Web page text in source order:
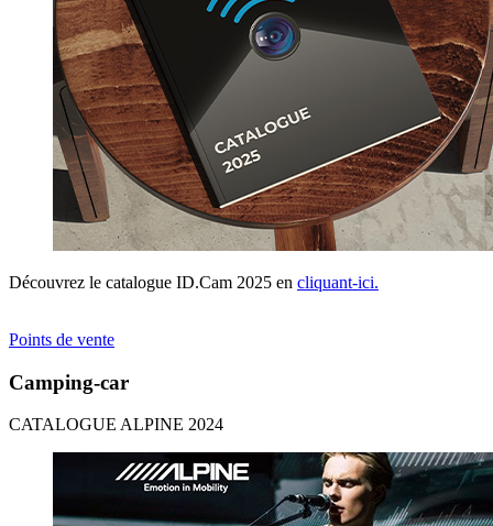
Découvrez le catalogue ID.Cam 2025 en cliquant-ici.
Points de vente
Camping-car
CATALOGUE ALPINE 2024